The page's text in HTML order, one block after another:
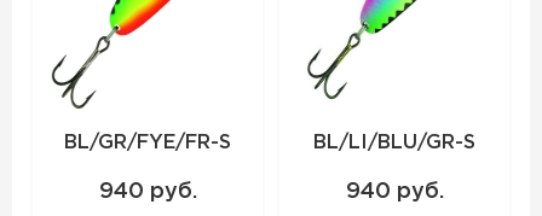
BL/GR/FYE/FR-S
940 руб.
BL/LI/BLU/GR-S
940 руб.